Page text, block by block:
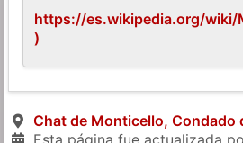
https://es.wikipedia.org/wiki/
)
Chat de Monticello, Condado
Esta página fue actualizada